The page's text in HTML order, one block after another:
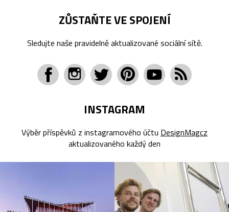
ZŮSTAŇTE VE SPOJENÍ
Sledujte naše pravidelně aktualizované sociální sítě.
INSTAGRAM
Výběr příspěvků z instagramového účtu DesignMagcz
aktualizovaného každý den